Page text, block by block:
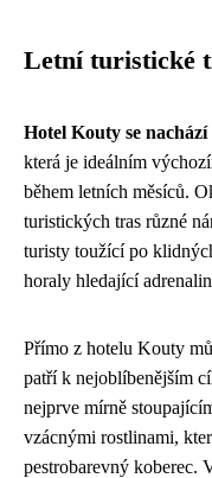
Letní turistické
Hotel Kouty se
která je ideálním
během letních měsíců.
turistických tras různé
turisty toužící po
horaly hledající
Přímo z hotelu Kouty
patří k nejoblíbenějším
nejprve mírně
vzácnými rostlinami,
pestrobarevný koberec.